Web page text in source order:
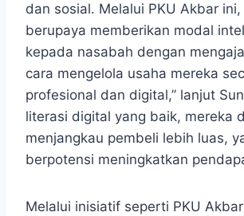
dan sosial. Melalui PKU Akbar ini,
berupaya memberikan modal
kepada nasabah dengan
cara mengelola usaha mereka
profesional dan digital,” lanjut
literasi digital yang baik, mereka
menjangkau pembeli lebih luas,
berpotensi meningkatkan
Melalui inisiatif seperti PKU